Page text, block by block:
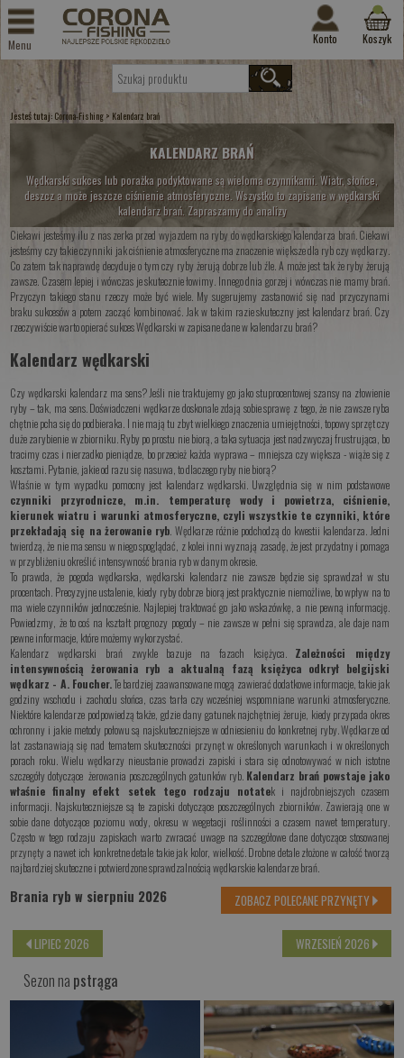
Menu Konto Koszyk
Jesteś tutaj: Corona-Fishing > Kalendarz brań
Kalendarz brań KALENDARZ BRAŃ
Wędkarski sukces lub porażka podyktowane są wieloma czynnikami. Wiatr, słońce,
deszcz a może jeszcze ciśnienie atmosferyczne. Wszystko to zapisane w wędkarski
kalendarz brań. Zapraszamy do analizy
Ciekawi jesteśmy ilu z nas zerka przed wyjazdem na ryby do wędkarskiego kalendarza brań. Ciekawi
jesteśmy czy takie czynniki jak ciśnienie atmosferyczne ma znaczenie większe dla ryb czy wędkarzy.
Co zatem tak naprawdę decyduje o tym czy ryby żerują dobrze lub źle. A może jest tak że ryby żerują
zawsze. Czasem lepiej i wówczas je skutecznie łowimy. Innego dnia gorzej i wówczas nie mamy brań.
Przyczyn takiego stanu rzeczy może być wiele. My sugerujemy zastanowić się nad przyczynami
braku sukcesów a potem zacząć kombinować. Jak w takim razie skuteczny jest kalendarz brań. Czy
rzeczywiście warto opierać sukces Wędkarski w zapisane dane w kalendarzu brań?
Kalendarz wędkarski
Czy wędkarski kalendarz ma sens? Jeśli nie traktujemy go jako stuprocentowej szansy na złowienie
ryby – tak, ma sens. Doświadczeni wędkarze doskonale zdają sobie sprawę z tego, że nie zawsze ryba
chętnie pcha się do podbieraka. I nie mają tu zbyt wielkiego znaczenia umiejętności, topowy sprzęt czy
duże zarybienie w zbiorniku. Ryby po prostu nie biorą, a taka sytuacja jest nadzwyczaj frustrująca, bo
tracimy czas i nierzadko pieniądze, bo przecież każda wyprawa – mniejsza czy większa - wiąże się z
kosztami. Pytanie, jakie od razu się nasuwa, to dlaczego ryby nie biorą?
Właśnie w tym wypadku pomocny jest kalendarz wędkarski. Uwzględnia się w nim podstawowe
czynniki przyrodnicze, m.in. temperaturę wody i powietrza, ciśnienie,
kierunek wiatru i warunki atmosferyczne, czyli wszystkie te czynniki, które
przekładają się na żerowanie ryb . Wędkarze różnie podchodzą do kwestii kalendarza. Jedni
twierdzą, że nie ma sensu w niego spoglądać, z kolei inni wyznają zasadę, że jest przydatny i pomaga
w przybliżeniu określić intensywność brania ryb w danym okresie.
To prawda, że pogoda wędkarska, wędkarski kalendarz nie zawsze będzie się sprawdzał w stu
procentach. Precyzyjne ustalenie, kiedy ryby dobrze biorą jest praktycznie niemożliwe, bo wpływ na to
ma wiele czynników jednocześnie. Najlepiej traktować go jako wskazówkę, a nie pewną informację.
Powiedzmy, że to coś na kształt prognozy pogody – nie zawsze w pełni się sprawdza, ale daje nam
pewne informacje, które możemy wykorzystać.
Kalendarz wędkarski brań zwykle bazuje na fazach księżyca. Zależności między
intensywnością żerowania ryb a aktualną fazą księżyca odkrył belgijski
wędkarz - A. Foucher.Te bardziej zaawansowane mogą zawierać dodatkowe informacje, takie jak
godziny wschodu i zachodu słońca, czas tarła czy wcześniej wspomniane warunki atmosferyczne.
Niektóre kalendarze podpowiedzą także, gdzie dany gatunek najchętniej żeruje, kiedy przypada okres
ochronny i jakie metody połowu są najskuteczniejsze w odniesieniu do konkretnej ryby. Wędkarze od
lat zastanawiają się nad tematem skuteczności przynęt w określonych warunkach i w określonych
porach roku. Wielu wędkarzy nieustanie prowadzi zapiski i stara się odnotowywać w nich istotne
szczegóły dotyczące żerowania poszczególnych gatunków ryb. Kalendarz brań powstaje jako
właśnie finalny efekt setek tego rodzaju notatek i najdrobniejszych czasem
informacji. Najskuteczniejsze są te zapiski dotyczące poszczególnych zbiorników. Zawierają one w
sobie dane dotyczące poziomu wody, okresu w wegetacji roślinności a czasem nawet temperatury.
Często w tego rodzaju zapiskach warto zwracać uwage na szczegółowe dane dotyczące stosowanej
przynętya nawet ich konkretne detale takie jak kolor, wielkość. Drobne detale złożone w całość tworzą
najbardziej skuteczne i potwierdzone sprawdzalnością wędkarskie kalendarze brań.
Brania ryb w sierpniu 2026 ZOBACZ POLECANE PRZYNĘTY
LIPIEC 2026 WRZESIEŃ 2026
Sezon na pstrąga